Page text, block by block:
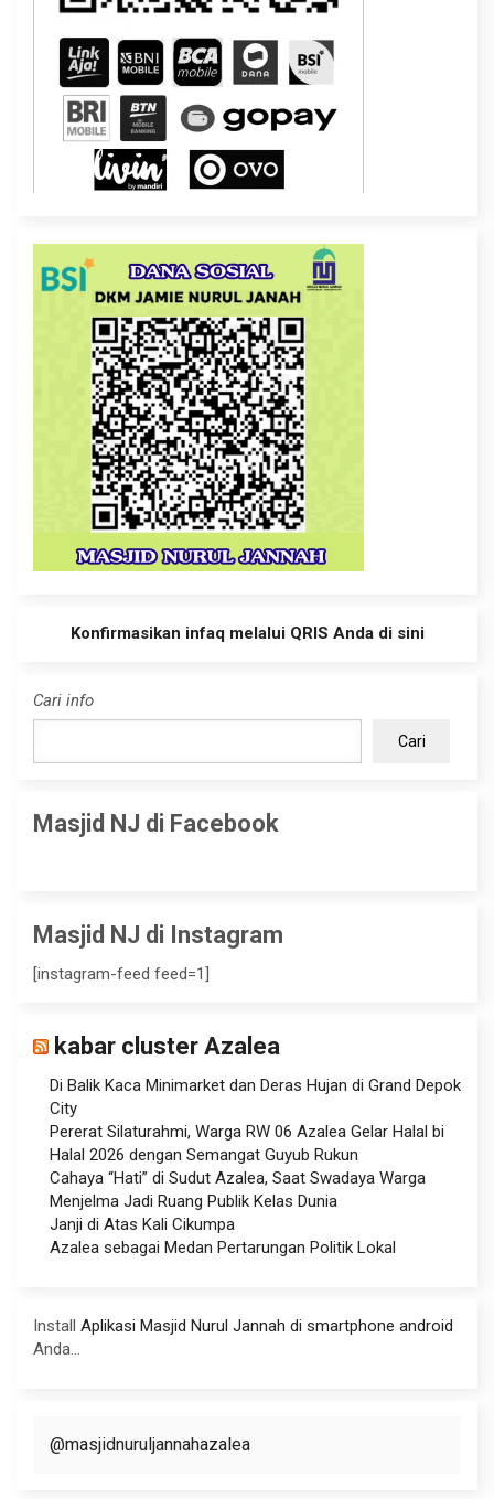
Konfirmasikan infaq melalui QRIS Anda di sini
Cari info
Cari
Masjid NJ di Facebook
Masjid NJ di Instagram
[instagram-feed feed=1]
kabar cluster Azalea
Di Balik Kaca Minimarket dan Deras Hujan di Grand Depok
City
Pererat Silaturahmi, Warga RW 06 Azalea Gelar Halal bi
Halal 2026 dengan Semangat Guyub Rukun
Cahaya “Hati” di Sudut Azalea, Saat Swadaya Warga
Menjelma Jadi Ruang Publik Kelas Dunia
Janji di Atas Kali Cikumpa
Azalea sebagai Medan Pertarungan Politik Lokal
Install Aplikasi Masjid Nurul Jannah di smartphone android
Anda...
@masjidnuruljannahazalea